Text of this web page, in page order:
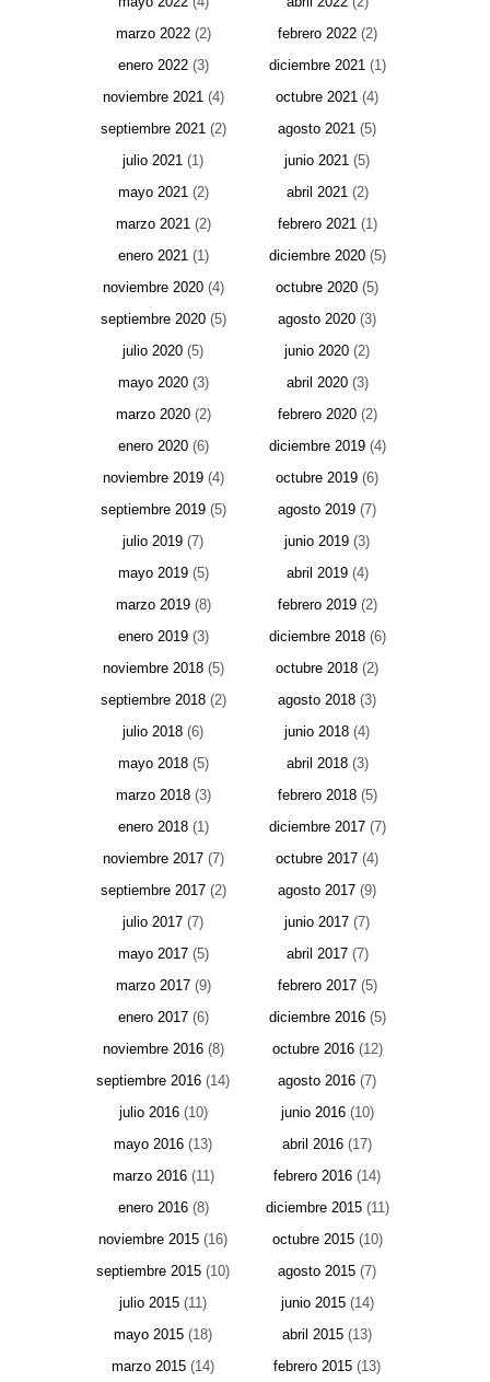
marzo 2022(2) febrero 2022(2)
enero 2022(3) diciembre 2021(1)
noviembre 2021(4) octubre 2021 (4)
septiembre 2021(2) agosto 2021 (5)
julio 2021 (1) junio 2021 (5)
mayo 2021(2) abril 2021(2)
marzo 2021(2) febrero 2021(1)
enero 2021(1) diciembre 2020(5)
noviembre 2020(4) octubre 2020 (5)
septiembre 2020(5) agosto 2020 (3)
julio 2020 (5) junio 2020 (2)
mayo 2020(3) abril 2020(3)
marzo 2020(2) febrero 2020(2)
enero 2020(6) diciembre 2019(4)
noviembre 2019(4) octubre 2019 (6)
septiembre 2019(5) agosto 2019 (7)
julio 2019 (7) junio 2019 (3)
mayo 2019(5) abril 2019(4)
marzo 2019(8) febrero 2019(2)
enero 2019(3) diciembre 2018(6)
noviembre 2018(5) octubre 2018 (2)
septiembre 2018(2) agosto 2018 (3)
julio 2018 (6) junio 2018 (4)
mayo 2018(5) abril 2018(3)
marzo 2018(3) febrero 2018(5)
enero 2018(1) diciembre 2017(7)
noviembre 2017(7) octubre 2017 (4)
septiembre 2017(2) agosto 2017 (9)
julio 2017 (7) junio 2017 (7)
mayo 2017(5) abril 2017(7)
marzo 2017(9) febrero 2017(5)
enero 2017(6) diciembre 2016(5)
noviembre 2016(8) octubre 2016(12)
septiembre 2016 (14) agosto 2016 (7)
julio 2016(10) junio 2016(10)
mayo 2016 (13) abril 2016 (17)
marzo 2016(11) febrero 2016 (14)
enero 2016(8) diciembre 2015(11)
noviembre 2015 (16) octubre 2015(10)
septiembre 2015 (10) agosto 2015 (7)
julio 2015 (11) junio 2015(14)
mayo 2015 (18) abril 2015 (13)
marzo 2015 (14) febrero 2015 (13)